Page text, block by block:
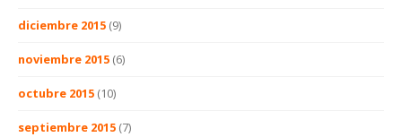
diciembre 2015 (9)
noviembre 2015 (6)
octubre 2015 (10)
septiembre 2015 (7)